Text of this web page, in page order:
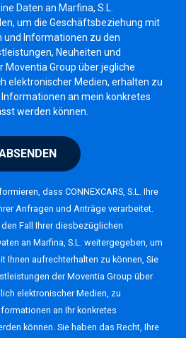
Daten an Marfina, S.L.
um die Geschäftsbeziehung mit
Informationen zu den
Neuheiten und
Moventia Group über jegliche
elektronischer Medien, erhalten zu
Informationen an mein konkretes
werden können.
dass CONNEXCARS, S.L. Ihre
Anfragen und Anträge verarbeitet.
Fall Ihrer diesbezüglichen
an Marfina, S.L. weitergegeben, um
Ihnen aufrechterhalten zu können, Sie
der Moventia Group über
elektronischer Medien, zu
an Ihr konkretes
können. Sie haben das Recht, Ihre